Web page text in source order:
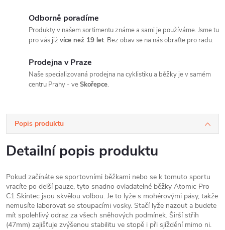
Odborně poradíme
Produkty v našem sortimentu známe a sami je používáme. Jsme tu
pro vás již více než 19 let. Bez obav se na nás obraťte pro radu.
Prodejna v Praze
Naše specializovaná prodejna na cyklistiku a běžky je v samém
centru Prahy - veSkořepce.
Popis produktu
Detailní popis produktu
Pokud začínáte se sportovními běžkami nebo se k tomuto sportu
vracíte po delší pauze, tyto snadno ovladatelné běžky Atomic Pro
C1 Skintec jsou skvělou volbou. Je to lyže s mohérovými pásy, takže
nemusíte laborovat se stoupacími vosky. Stačí lyže nazout a budete
mít spolehlivý odraz za všech sněhových podmínek. Širší střih
(47mm) zajišťuje zvýšenou stabilitu ve stopě i při sjíždění mimo ni.